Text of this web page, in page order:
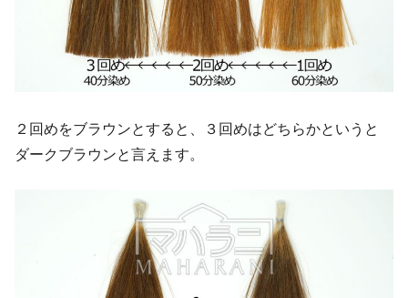
２回めをブラウンとすると、３回めはどちらかというと
ダークブラウンと言えます。